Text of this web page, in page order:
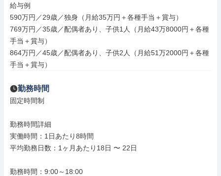
給与例
590万円／29歳／独身（月給35万円＋各種手当＋賞与）
769万円／35歳／配偶者あり、子供1人（月給43万8000円＋各種
手当＋賞与）
864万円／45歳／配偶者あり、子供2人（月給51万2000円＋各種
手当＋賞与）
勤務時間
固定時間制
勤務時間詳細
実働時間：1日あたり8時間
平均勤務日数：1ヶ月あたり18日 〜 22日
勤務時間：9:00～18:00